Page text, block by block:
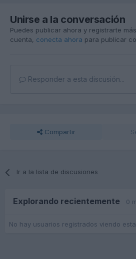
Unirse a la conversación
Puedes publicar ahora y registrarte
cuenta, conecta ahora para publicar
Responder a esta discusión...
Compartir
Ir a la lista de discusiones
Explorando recientemente 0
No hay usuarios registrados viendo